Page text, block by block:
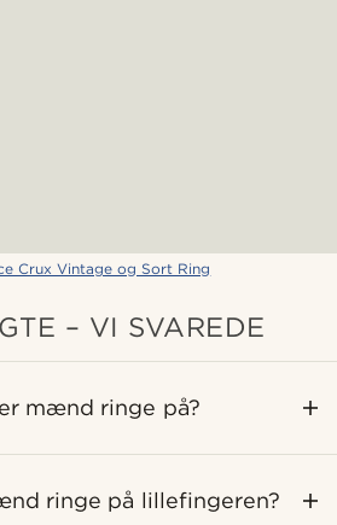
Crux Vintage og Sort Ring
– VI SVAREDE
mænd ringe på?
ringe på lillefingeren?